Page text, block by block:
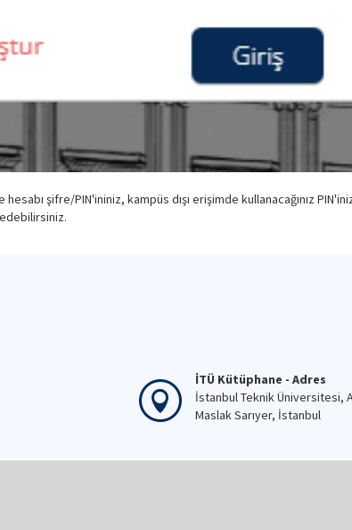
şifre/PIN'ininiz, kampüs dışı erişimde kullanacağınız
İTÜ Kütüphane - Adres
İstanbul Teknik Üniversitesi,
Maslak Sarıyer, İstanbul